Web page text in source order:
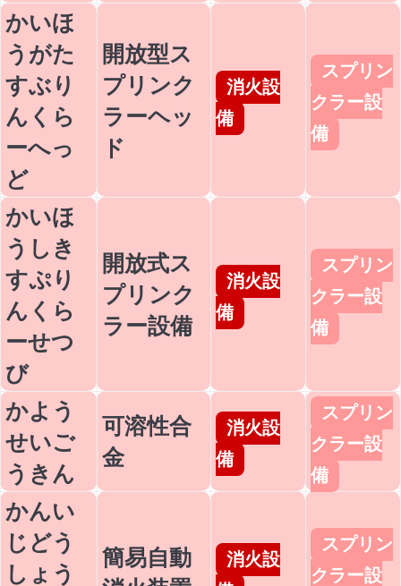
かいほ
うがた
すぶり
んくら
ーへっ
ど
開放型ス
プリンク
ラーヘッ
ド
消火設
備
スプリン
クラー設
備
かいほ
うしき
すぷり
んくら
ーせつ
び
開放式ス
プリンク
ラー設備
消火設
備
スプリン
クラー設
備
かよう
せいご
うきん
可溶性合
金
消火設
備
スプリン
クラー設
備
かんい
じどう
しょう
簡易自動
消火設
スプリン
クラー設